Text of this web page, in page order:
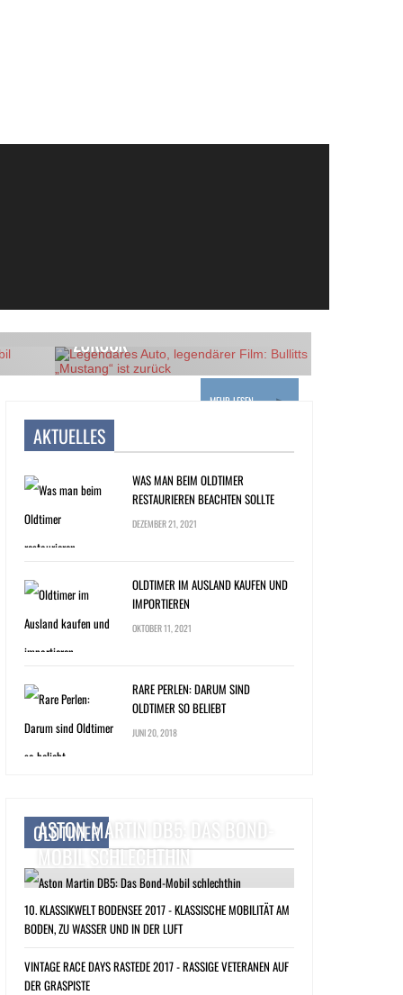
FILM: BULLITTS „MUSTANG“ IST
ZURÜCK
MEHR LESEN
MEHR LESEN
MEHR LESEN
AKTUELLES
WAS MAN BEIM OLDTIMER
RESTAURIEREN BEACHTEN SOLLTE
DEZEMBER 21, 2021
OLDTIMER IM AUSLAND KAUFEN UND
IMPORTIEREN
OKTOBER 11, 2021
RARE PERLEN: DARUM SIND
OLDTIMER SO BELIEBT
JUNI 20, 2018
OLDTIMER
ASTON MARTIN DB5: DAS BOND-
MOBIL SCHLECHTHIN
10. KLASSIKWELT BODENSEE 2017 - KLASSISCHE MOBILITÄT AM
BODEN, ZU WASSER UND IN DER LUFT
VINTAGE RACE DAYS RASTEDE 2017 - RASSIGE VETERANEN AUF
DER GRASPISTE